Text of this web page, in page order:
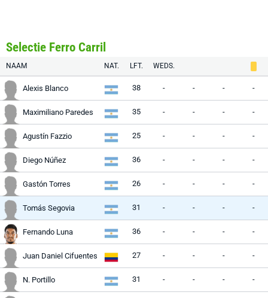
Selectie Ferro Carril
NAAM NAT. LFT. WEDS.
Alexis Blanco 38 - - - -
Maximiliano Paredes 35 - - - -
Agustín Fazzio 25 - - - -
Diego Núñez 36 - - - -
Gastón Torres 26 - - - -
Tomás Segovia 31 - - - -
Fernando Luna 36 - - - -
Juan Daniel Cifuentes 27 - - - -
N. Portillo 31 - - - -